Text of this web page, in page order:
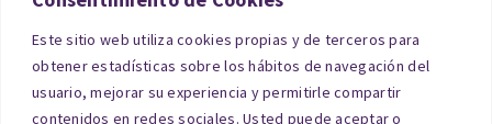
Este sitio web utiliza cookies propias y de terceros para
obtener estadísticas sobre los hábitos de navegación del
usuario, mejorar su experiencia y permitirle compartir
contenidos en redes sociales. Usted puede aceptar o
Valoración Contable
La valoración contable de los activos